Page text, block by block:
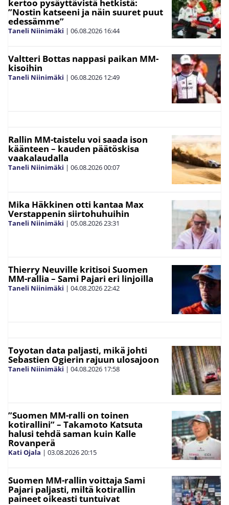
kertoo pysäyttävistä hetkistä:
”Nostin katseeni ja näin suuret puut
edessämme”
Taneli Niinimäki | 06.08.2026 16:44
Valtteri Bottas nappasi paikan MM-
kisoihin
Taneli Niinimäki | 06.08.2026 12:49
Rallin MM-taistelu voi saada ison
käänteen – kauden päätöskisa
vaakalaudalla
Taneli Niinimäki | 06.08.202600:07
Mika Häkkinen otti kantaa Max
Verstappenin siirtohuhuihin
Taneli Niinimäki | 05.08.202623:31
Thierry Neuville kritisoi Suomen
MM-rallia – Sami Pajari eri linjoilla
Taneli Niinimäki | 04.08.202622:42
Toyotan data paljasti, mikä johti
Sebastien Ogierin rajuun ulosajoon
Taneli Niinimäki | 04.08.2026 17:58
”Suomen MM-ralli on toinen
kotirallini” – Takamoto Katsuta
halusi tehdä saman kuin Kalle
Rovanperä
Kati Ojala | 03.08.202620:15
Suomen MM-rallin voittaja Sami
Pajari paljasti, miltä kotirallin
paineet oikeasti tuntuivat